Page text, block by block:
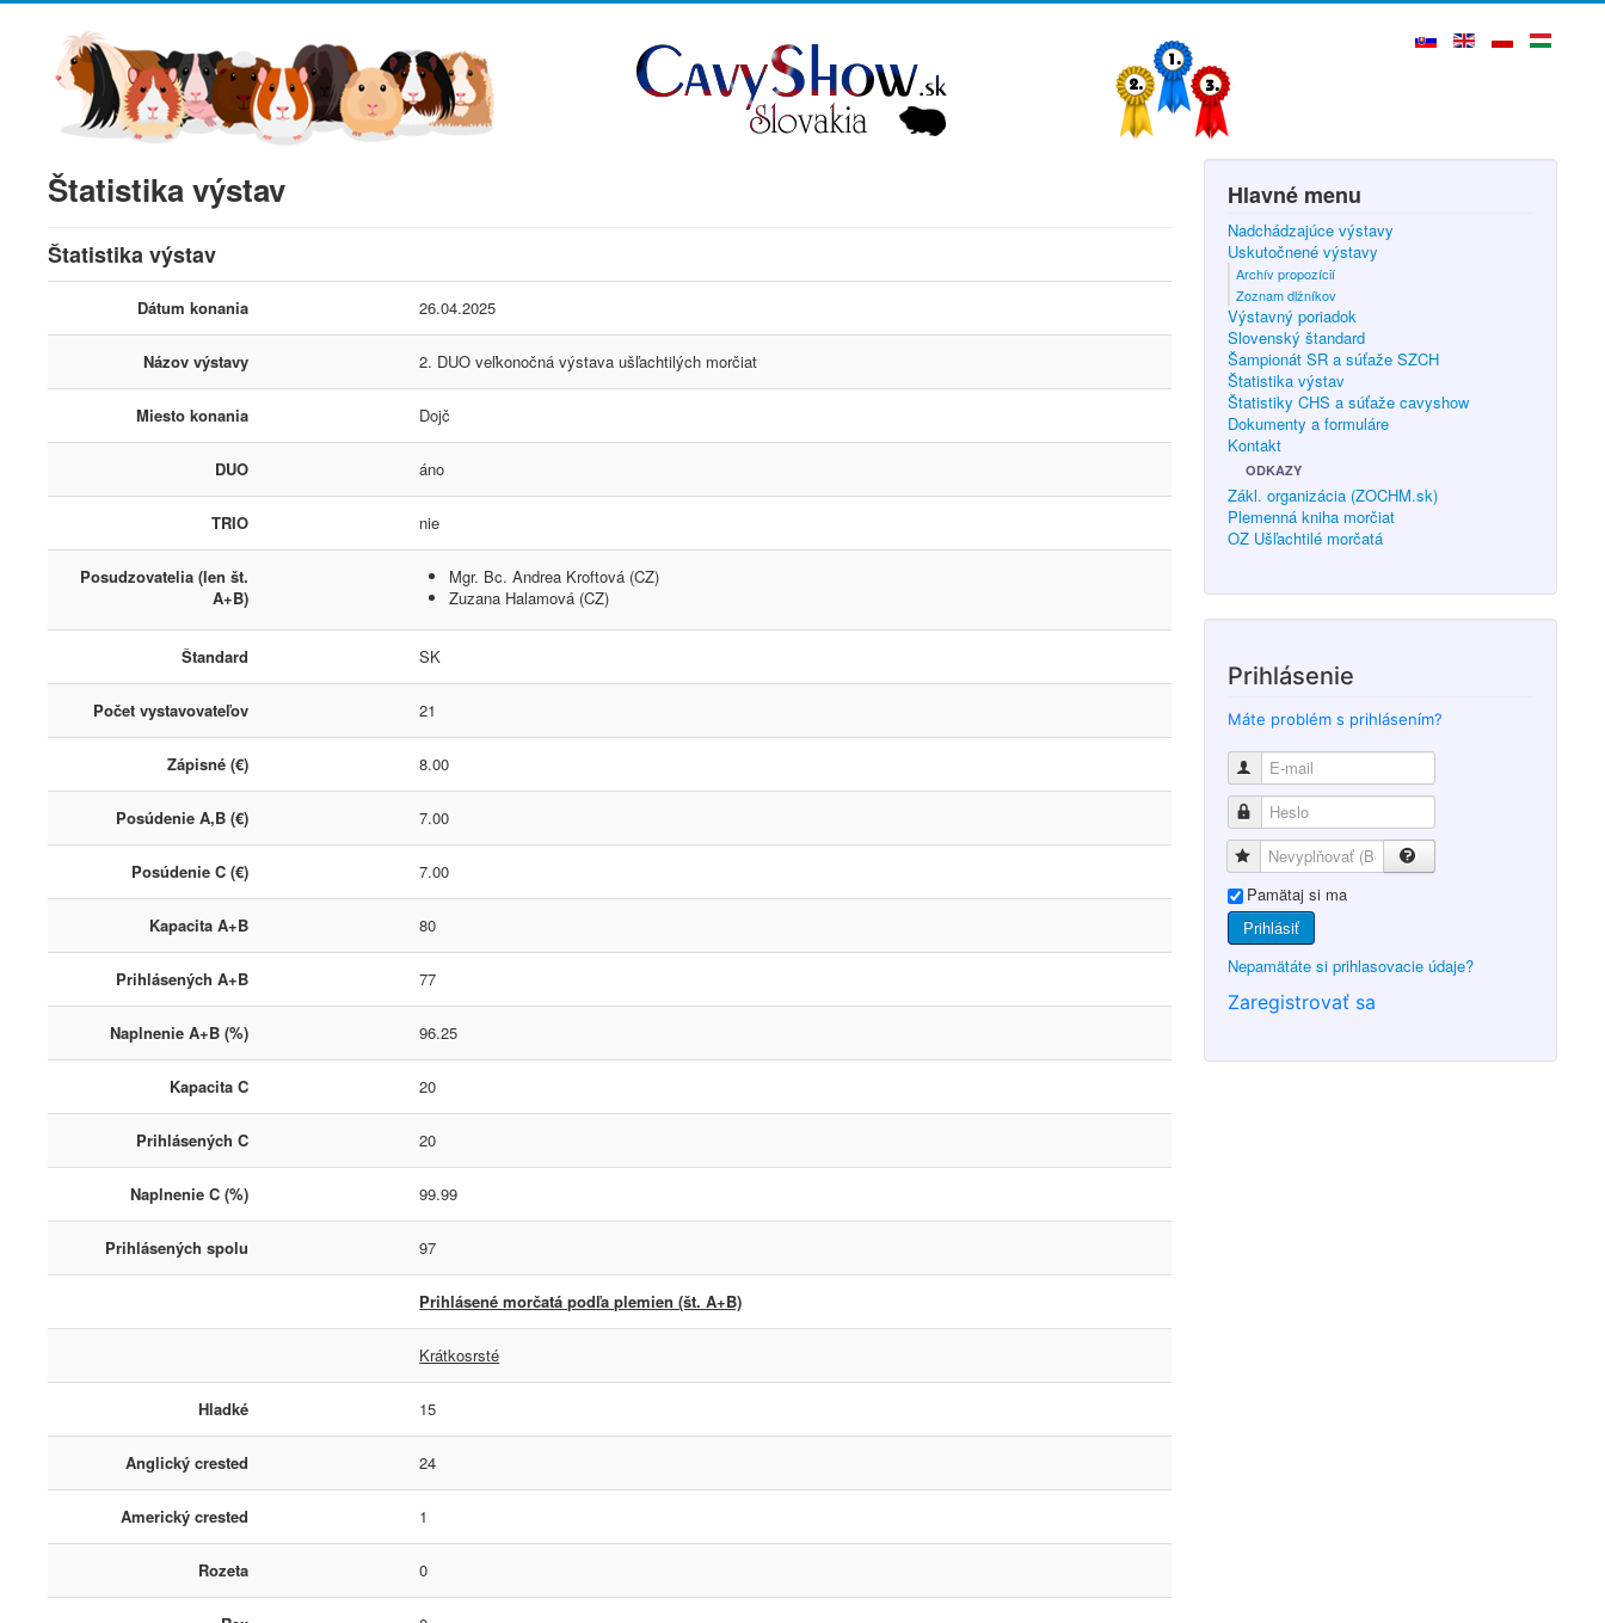
Štatistika výstav
Štatistika výstav
Dátum konania 26.04.2025
Názov výstavy 2. DUO veľkonočná výstava ušľachtilých morčiat
Miesto konania Dojč
DUO áno
TRIO nie
Posudzovatelia (len št.
A+B)
Mgr. Bc. Andrea Kroftová (CZ)
Zuzana Halamová (CZ)
Štandard SK
Počet vystavovateľov 21
Zápisné (€) 8.00
Posúdenie A,B (€) 7.00
Posúdenie C (€) 7.00
Kapacita A+B 80
Prihlásených A+B 77
Naplnenie A+B (%) 96.25
Kapacita C 20
Prihlásených C 20
Naplnenie C (%) 99.99
Prihlásených spolu 97
Prihlásené morčatá podľa plemien (št. A+B)
Krátkosrsté
Hladké 15
Anglický crested 24
Americký crested 1
Rozeta 0
Hlavné menu
Nadchádzajúce výstavy
Uskutočnené výstavy
Archív propozícií
Zoznam dlžníkov
Výstavný poriadok
Slovenský štandard
Šampionát SR a súťaže SZCH
Štatistika výstav
Štatistiky CHS a súťaže cavyshow
Dokumenty a formuláre
Kontakt
ODKAZY
Zákl. organizácia (ZOCHM.sk)
Plemenná kniha morčiat
OZ Ušľachtilé morčatá
Prihlásenie
Máte problém s prihlásením?
Pamätaj si ma
Prihlásiť
Nepamätáte si prihlasovacie údaje?
Zaregistrovať sa